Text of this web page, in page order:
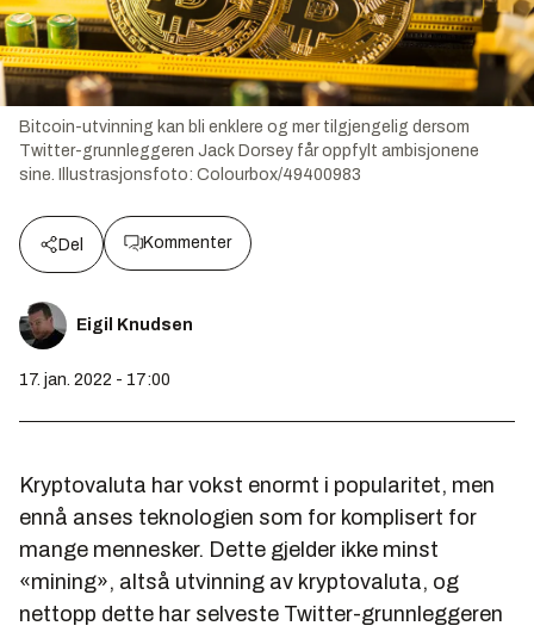
Bitcoin-utvinning kan bli enklere og mer tilgjengelig dersom
Twitter-grunnleggeren Jack Dorsey får oppfylt ambisjonene
sine.
Illustrasjonsfoto: Colourbox/49400983
Del Kommenter
Eigil Knudsen
17. jan. 2022 - 17:00
Kryptovaluta har vokst enormt i popularitet, men
ennå anses teknologien som for komplisert for
mange mennesker. Dette gjelder ikke minst
«mining», altså utvinning av kryptovaluta, og
nettopp dette har selveste Twitter-grunnleggeren